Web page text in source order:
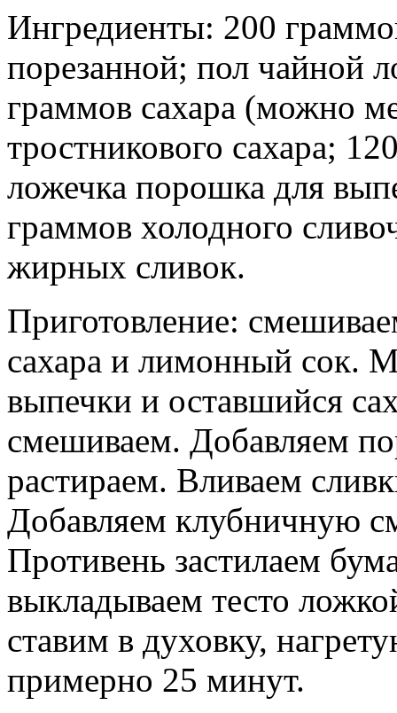
Ингредиенты: 200
порезанной; пол чайной
граммов сахара (можно
тростникового сахара;
ложечка порошка для
граммов холодного
жирных сливок.
Приготовление:
сахара и лимонный сок.
выпечки и оставшийся
смешиваем. Добавляем
растираем. Вливаем
Добавляем клубничную
Противень застилаем
выкладываем тесто
ставим в духовку,
примерно 25 минут.